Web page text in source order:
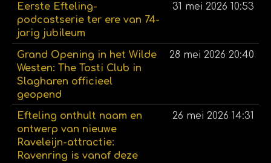
Eerste Efteling-
podcastserie ter ere van 74-
jarig jubileum
31 mei 2026 10:53
Grand Opening in het Wilde
Westen: The Tosti Club in
Slagharen officieel
geopend
28 mei 2026 20:40
Efteling onthult naam en
ontwerp van nieuwe
Raveleijn-attractie:
Ravenring is vanaf deze
26 mei 2026 14:31